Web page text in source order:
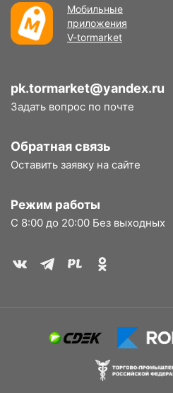
Мобильные
приложения
V-tormarket
pk.tormarket@yandex.ru
Задать вопрос по почте
Обратная связь
Оставить заявку на сайте
Режим работы
С 8:00 до 20:00 Без выходных